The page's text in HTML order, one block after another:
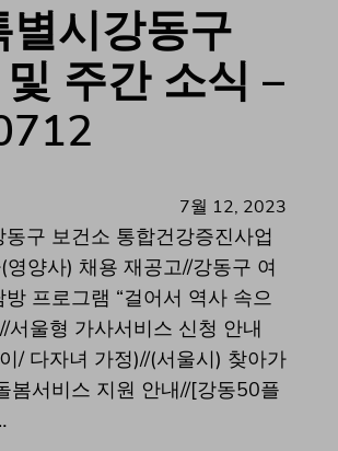
별시강동구
주간 소식 –
7월 12, 2023
구 보건소 통합건강증진사업
영양사) 채용 재공고//강동구 여
프로그램 “걸어서 역사 속으
서울형 가사서비스 신청 안내
/ 다자녀 가정)//(서울시) 찾아가
봄서비스 지원 안내//[강동50플